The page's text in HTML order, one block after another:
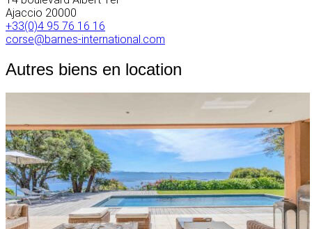
Ajaccio 20000
+33(0)4 95 76 16 16
corse@barnes-international.com
Autres biens en location